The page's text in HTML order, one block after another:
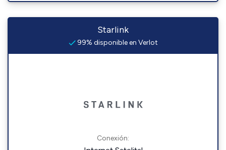
Starlink
99% disponible en Verlot
Conexión: